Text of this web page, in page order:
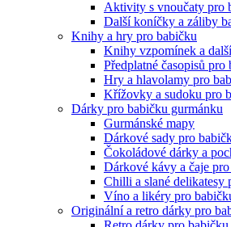
Aktivity s vnoučaty pro
Další koníčky a záliby
Knihy a hry pro babičku
Knihy vzpomínek a
Předplatné časopisů pro
Hry a hlavolamy pro
Křížovky a sudoku pro
Dárky pro babičku gurmánku
Gurmánské mapy
Dárkové sady pro
Čokoládové dárky a
Dárkové kávy a čaje
Chilli a slané delikatesy
Víno a likéry pro
Originální a retro dárky pro